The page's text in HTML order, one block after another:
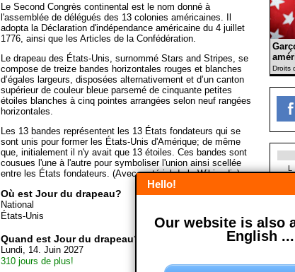
Le Second Congrès continental est le nom donné à
l'assemblée de délégués des 13 colonies américaines. Il
adopta la Déclaration d'indépendance américaine du 4 juillet
1776, ainsi que les Articles de la Confédération.
Le drapeau des États-Unis, surnommé Stars and Stripes, se
compose de treize bandes horizontales rouges et blanches
d’égales largeurs, disposées alternativement et d’un canton
supérieur de couleur bleue parsemé de cinquante petites
étoiles blanches à cinq pointes arrangées selon neuf rangées
horizontales.
Les 13 bandes représentent les 13 États fondateurs qui se
sont unis pour former les États-Unis d'Amérique; de même
que, initialement il n'y avait que 13 étoiles. Ces bandes sont
cousues l'une à l'autre pour symboliser l'union ainsi scellée
entre les États fondateurs. (Avec matériel de la Wikipedia)
Où est Jour du drapeau?
National
États-Unis
Quand est Jour du drapeau?
Lundi, 14. Juin 2027
310 jours de plus!
Droits
L
24
Hello!
Our website is also
English ...